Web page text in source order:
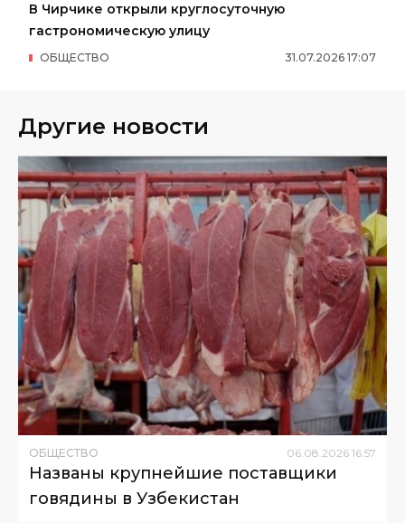
В Чирчике открыли круглосуточную
гастрономическую улицу
31.07.2026 17:07
ОБЩЕСТВО
Другие новости
ОБЩЕСТВО 06.08.2026 16:57
Названы крупнейшие поставщики
говядины в Узбекистан